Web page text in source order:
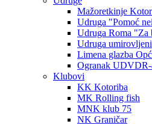
Mažoretkinje
Udruga "Pomoć
Udruga Roma "Za
Udruga
Limena glazba
Ogranak
Klubovi
KK Kotoriba
MK Rolling fish
MNK klub 75
NK Graničar